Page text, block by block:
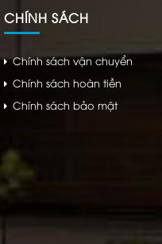
CHÍNH SÁCH
Chính sách vận chuyển
Chính sách hoàn tiền
Chính sách bảo mật